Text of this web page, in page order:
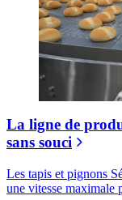
La ligne de
sans souci
Les tapis et pignons
une vitesse